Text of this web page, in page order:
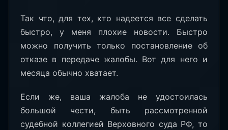
Так что, для тех, кто надеется все сделать
быстро, у меня плохие новости. Быстро
можно получить только постановление об
отказе в передаче жалобы. Вот для него и
месяца обычно хватает.
Если же, ваша жалоба не удостоилась
большой чести, быть рассмотренной
судебной коллегией Верховного суда РФ, то